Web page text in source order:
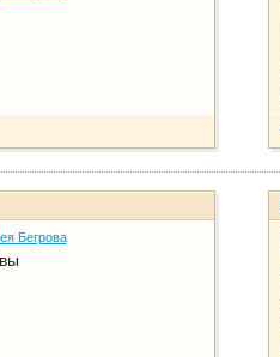
Бегрова